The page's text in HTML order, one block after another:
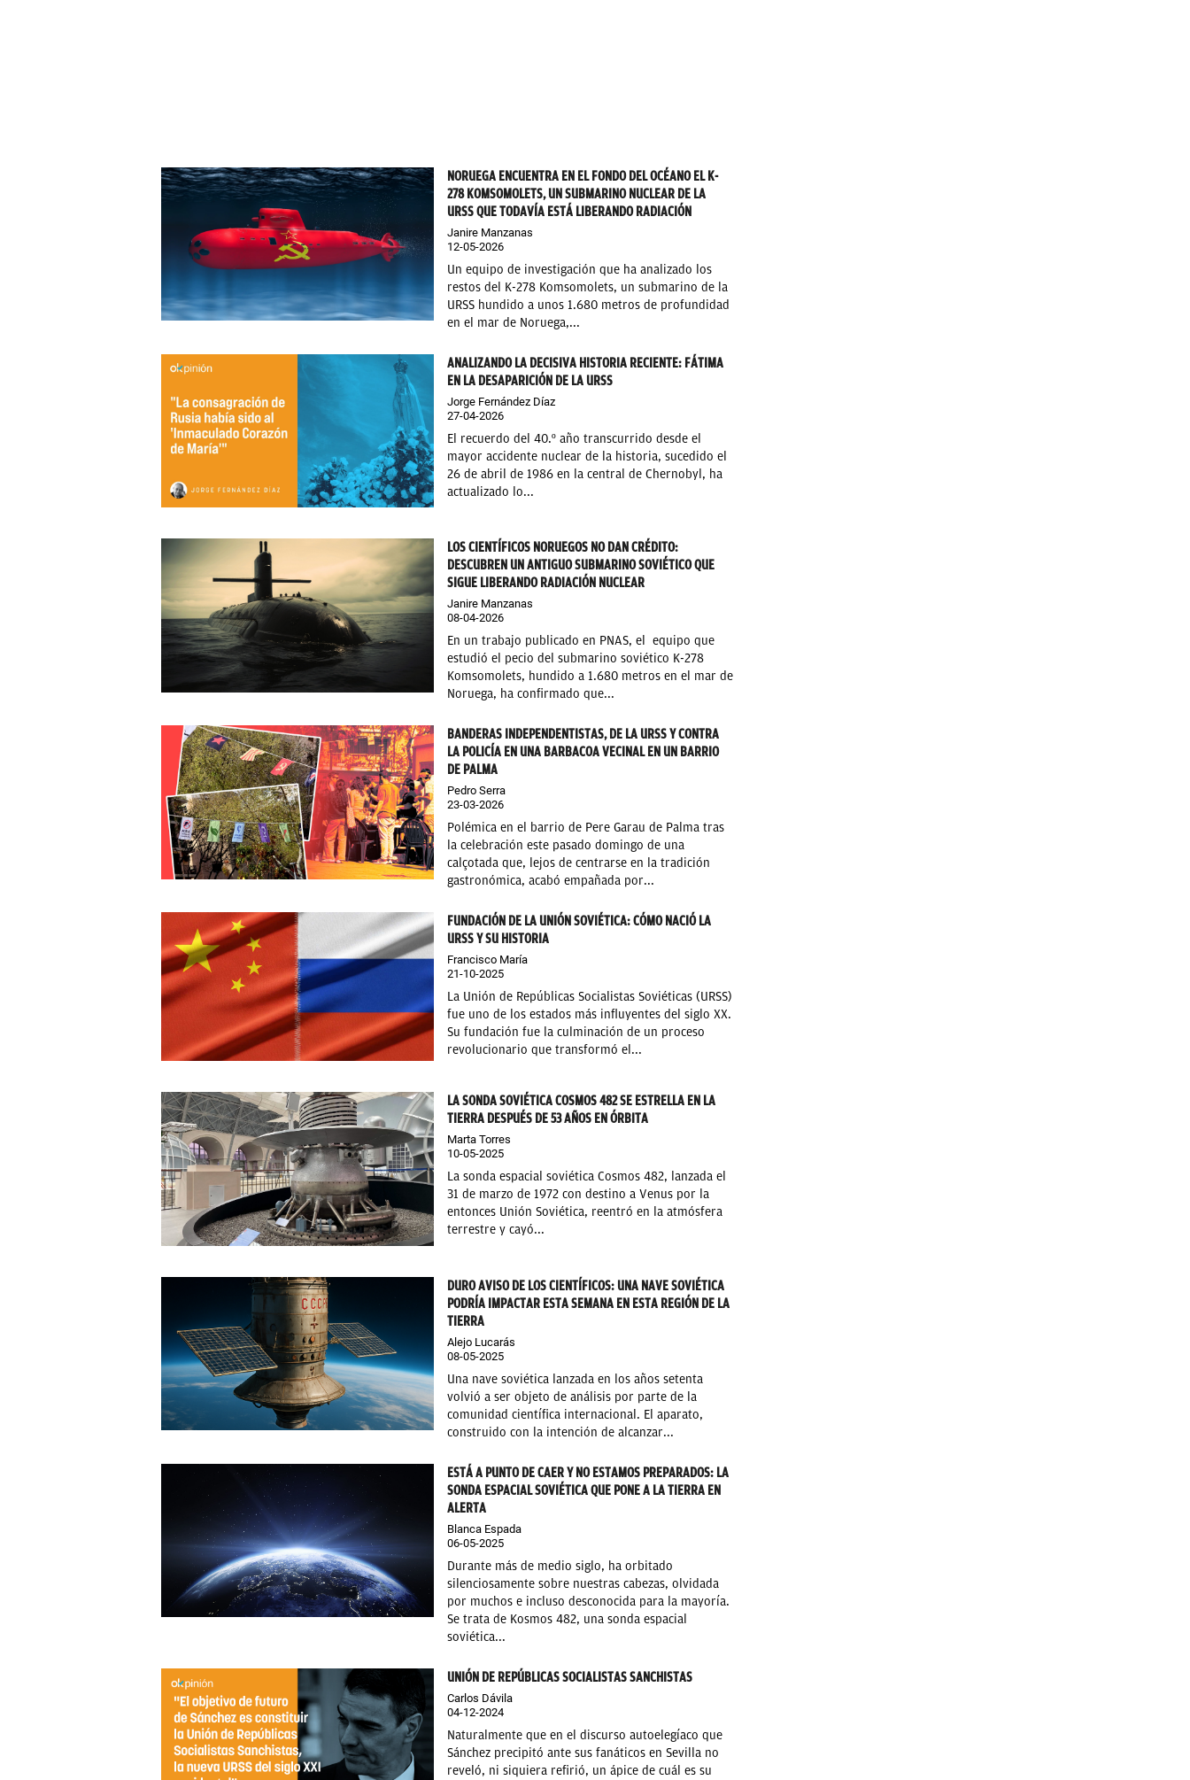
NORUEGA ENCUENTRA EN EL FONDO DEL OCÉANO EL K-
278 KOMSOMOLETS, UN SUBMARINO NUCLEAR DE LA
URSS QUE TODAVÍA ESTÁ LIBERANDO RADIACIÓN
Janire Manzanas
12-05-2026
Un equipo de investigación que ha analizado los
restos del K-278 Komsomolets, un submarino de la
URSS hundido a unos 1.680 metros de profundidad
en el mar de Noruega,...
ANALIZANDO LA DECISIVA HISTORIA RECIENTE: FÁTIMA
EN LA DESAPARICIÓN DE LA URSS
Jorge Fernández Díaz
27-04-2026
El recuerdo del 40.º año transcurrido desde el
mayor accidente nuclear de la historia, sucedido el
26 de abril de 1986 en la central de Chernobyl, ha
actualizado lo...
LOS CIENTÍFICOS NORUEGOS NO DAN CRÉDITO:
DESCUBREN UN ANTIGUO SUBMARINO SOVIÉTICO QUE
SIGUE LIBERANDO RADIACIÓN NUCLEAR
Janire Manzanas
08-04-2026
En un trabajo publicado en PNAS, el equipo que
estudió el pecio del submarino soviético K-278
Komsomolets, hundido a 1.680 metros en el mar de
Noruega, ha confirmado que...
BANDERAS INDEPENDENTISTAS, DE LA URSS Y CONTRA
LA POLICÍA EN UNA BARBACOA VECINAL EN UN BARRIO
DE PALMA
Pedro Serra
23-03-2026
Polémica en el barrio de Pere Garau de Palma tras
la celebración este pasado domingo de una
calçotada que, lejos de centrarse en la tradición
gastronómica, acabó empañada por...
FUNDACIÓN DE LA UNIÓN SOVIÉTICA: CÓMO NACIÓ LA
URSS Y SU HISTORIA
Francisco María
21-10-2025
La Unión de Repúblicas Socialistas Soviéticas (URSS)
fue uno de los estados más influyentes del siglo XX.
Su fundación fue la culminación de un proceso
revolucionario que transformó el...
LA SONDA SOVIÉTICA COSMOS 482 SE ESTRELLA EN LA
TIERRA DESPUÉS DE 53 AÑOS EN ÓRBITA
Marta Torres
10-05-2025
La sonda espacial soviética Cosmos 482, lanzada el
31 de marzo de 1972 con destino a Venus por la
entonces Unión Soviética, reentró en la atmósfera
terrestre y cayó...
DURO AVISO DE LOS CIENTÍFICOS: UNA NAVE SOVIÉTICA
PODRÍA IMPACTAR ESTA SEMANA EN ESTA REGIÓN DE LA
TIERRA
Alejo Lucarás
08-05-2025
Una nave soviética lanzada en los años setenta
volvió a ser objeto de análisis por parte de la
comunidad científica internacional. El aparato,
construido con la intención de alcanzar...
ESTÁ A PUNTO DE CAER Y NO ESTAMOS PREPARADOS: LA
SONDA ESPACIAL SOVIÉTICA QUE PONE A LA TIERRA EN
ALERTA
Blanca Espada
06-05-2025
Durante más de medio siglo, ha orbitado
silenciosamente sobre nuestras cabezas, olvidada
por muchos e incluso desconocida para la mayoría.
Se trata de Kosmos 482, una sonda espacial
soviética...
UNIÓN DE REPÚBLICAS SOCIALISTAS SANCHISTAS
Carlos Dávila
04-12-2024
Naturalmente que en el discurso autoelegíaco que
Sánchez precipitó ante sus fanáticos en Sevilla no
reveló, ni siquiera refirió, un ápice de cuál es su